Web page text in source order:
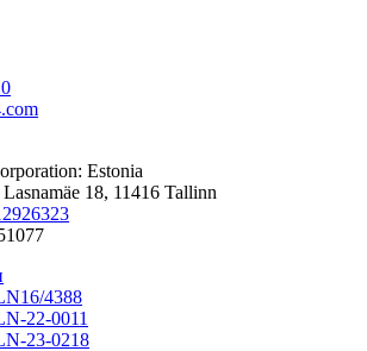
Estonia
18, 11416 Tallinn
4388
22-0011
23-0218